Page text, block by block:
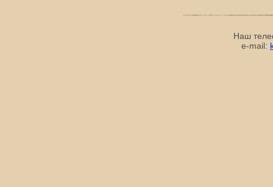
Наш
e-mail: